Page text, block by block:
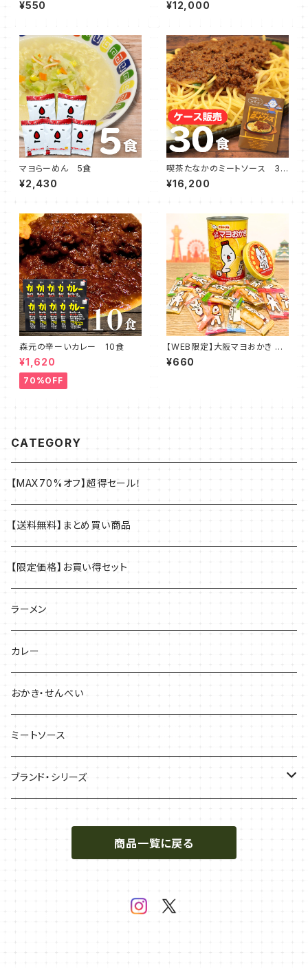
¥550 ¥12,000
マヨらーめん 5食
¥2,430
喫茶たなかのミートソース 30
食
¥16,200
森元の辛ーいカレー 10食
¥1,620
70%OFF
【WEB限定】大阪マヨおかき 復
刻マヨ缶
¥660
CATEGORY
【MAX70%オフ】超得セール！
【送料無料】まとめ買い商品
【限定価格】お買い得セット
ラーメン
カレー
おかき・せんべい
ミートソース
ブランド・シリーズ
ミスターパピー
商品一覧に戻る